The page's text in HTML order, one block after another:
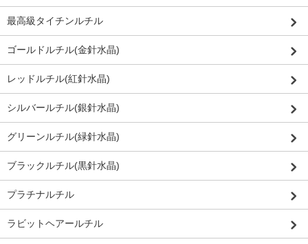
最高級タイチンルチル
ゴールドルチル(金針水晶)
レッドルチル(紅針水晶)
シルバールチル(銀針水晶)
グリーンルチル(緑針水晶)
ブラックルチル(黒針水晶)
プラチナルチル
ラビットヘアールチル